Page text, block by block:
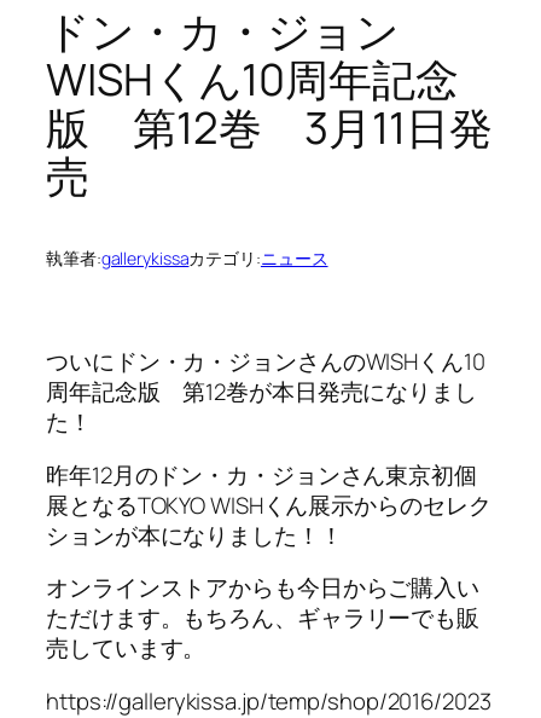
ドン・カ・ジョン
WISHくん10周年記念
版 第12巻 3月11日発
売
執筆者:gallerykissaカテゴリ:ニュース
ついにドン・カ・ジョンさんのWISHくん10
周年記念版 第12巻が本日発売になりまし
た！
昨年12月のドン・カ・ジョンさん東京初個
展となるTOKYO WISHくん展示からのセレク
ションが本になりました！！
オンラインストアからも今日からご購入い
ただけます。もちろん、ギャラリーでも販
売しています。
https://gallerykissa.jp/temp/shop/2016/2023